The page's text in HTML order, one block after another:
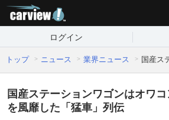
ログイン
トップ ニュース 業界ニュース 国産ス
国産ステーションワゴンはオワ
を風靡した「猛車」列伝